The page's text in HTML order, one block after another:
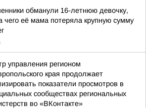
обманули 16-летнюю девочку,
чего её мама потеряла крупную сумму
управления регионом
края продолжает
показатели просмотров в
сообществах региональных
во «ВКонтакте»